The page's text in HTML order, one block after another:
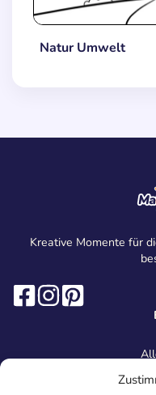
Natur Umwelt
Kreative Momente für